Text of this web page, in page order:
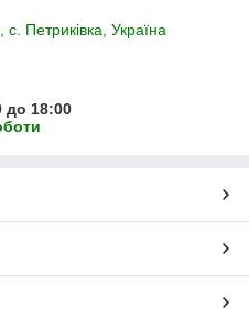
Петриківка, Україна
до 18:00